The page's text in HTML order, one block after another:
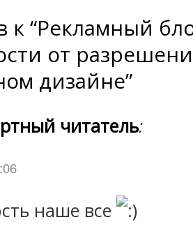
к “Рекламный
от
дизайне”
читатель:
наше все